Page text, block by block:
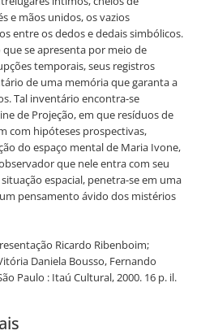
e mãos unidos, os vazios
entre os dedos e dedais simbólicos.
se apresenta por meio de
temporais, seus registros
de uma memória que garanta a
Tal inventário encontra-se
de Projeção, em que resíduos de
com hipóteses prospectivas,
do espaço mental de Maria Ivone,
que nele entra com seu
espacial, penetra-se em uma
pensamento ávido dos mistérios
Ricardo Ribenboim;
Daniela Bousso, Fernando
Paulo : Itaú Cultural, 2000. 16 p. il.